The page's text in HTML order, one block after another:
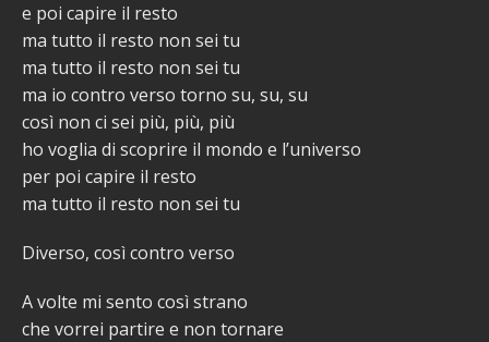
e poi capire il resto
ma tutto il resto non sei tu
ma tutto il resto non sei tu
ma io contro verso torno su, su, su
così non ci sei più, più, più
ho voglia di scoprire il mondo e l’universo
per poi capire il resto
ma tutto il resto non sei tu
Diverso, così contro verso
A volte mi sento così strano
che vorrei partire e non tornare